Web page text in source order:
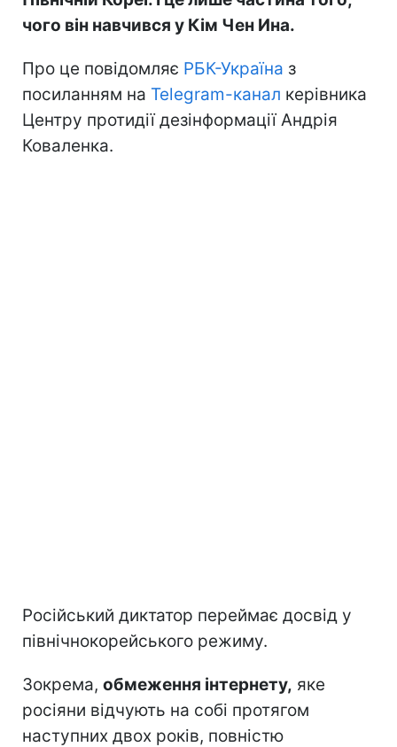
чого він навчився у Кім Чен Ина.
Про це повідомляє РБК-Україна з
посиланням на Telegram-канал керівника
Центру протидії дезінформації Андрія
Коваленка.
Російський диктатор переймає досвід у
північнокорейського режиму.
Зокрема, обмеження інтернету, яке
росіяни відчують на собі протягом
наступних двох років, повністю